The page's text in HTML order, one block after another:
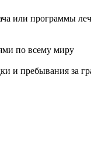
или программы
по всему миру
и пребывания за